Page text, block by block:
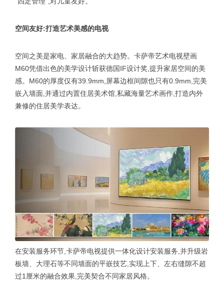
空间友好:打造艺术美感的电视
空间之美是家电、家居融合的大趋势。卡萨帝艺术电视壁画
M60凭借出色的美学设计斩获德国IF设计奖,提升家居空间的美
感。M60的厚度仅有39.9mm,屏幕边框间隙也只有0.9mm,完美
嵌入墙面,并通过内置住居美术馆,私藏海量艺术画作,打造内外
兼修的住居美学表达。
在安装服务环节,卡萨帝电视提供一体化设计安装服务,并升级岩
板墙、大理石等不同墙面的平嵌技艺,实现上下、左右缝隙不超
过1厘米的融合效果,完美契合不同家居风格。